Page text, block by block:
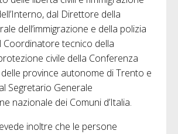
dal Direttore della
dell’immigrazione e della polizia
Coordinatore tecnico della
civile della Conferenza
province autonome di Trento e
Segretario Generale
nazionale dei Comuni d’Italia.
inoltre che le persone